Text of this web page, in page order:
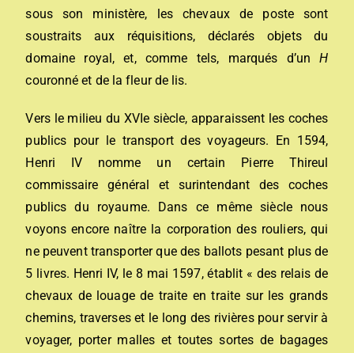
sous son ministère, les chevaux de poste sont
soustraits aux réquisitions, déclarés objets du
domaine royal, et, comme tels, marqués d’unH
couronné et de la fleur de lis.
Vers le milieu du XVIe siècle, apparaissent les coches
publics pour le transport des voyageurs. En 1594,
Henri IV nomme un certain Pierre Thireul
commissaire général et surintendant des coches
publics du royaume. Dans ce même siècle nous
voyons encore naître la corporation des rouliers, qui
ne peuvent transporter que des ballots pesant plus de
5 livres. Henri IV, le 8 mai 1597, établit « des relais de
chevaux de louage de traite en traite sur les grands
chemins, traverses et le long des rivières pour servir à
voyager, porter malles et toutes sortes de bagages